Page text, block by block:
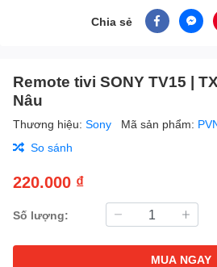
Chia sẻ
Remote tivi SONY TV15 |
Nâu
Thương hiệu: Sony Mã sản phẩm:
So sánh
220.000 ₫
Số lượng:
MUA NGAY